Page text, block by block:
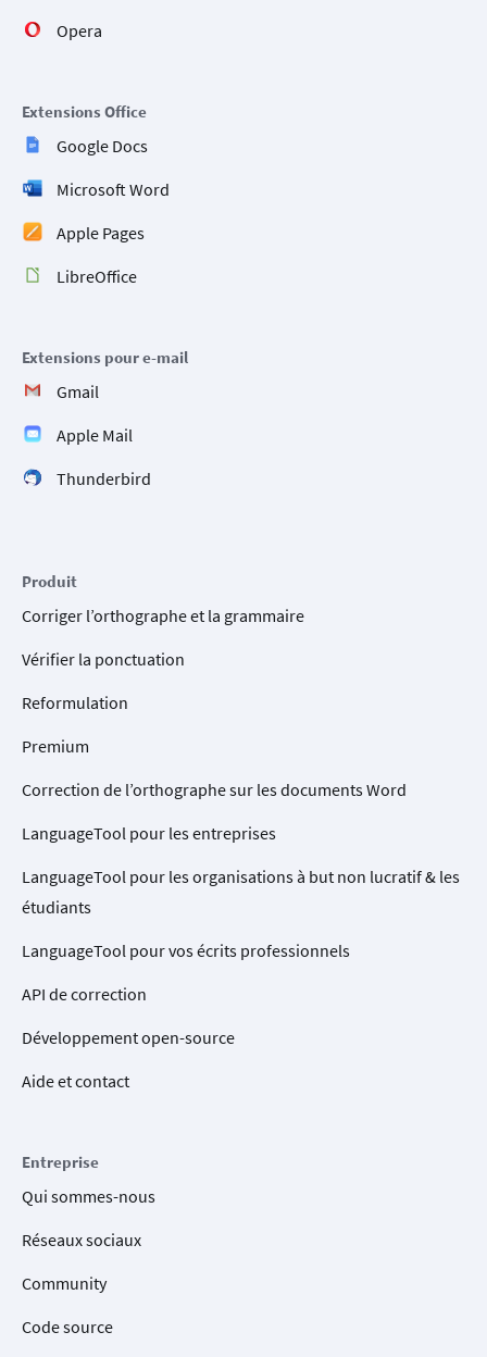
Opera
Extensions Office
Google Docs
Microsoft Word
Apple Pages
LibreOffice
Extensions pour e-mail
Gmail
Apple Mail
Thunderbird
Produit
Corriger l’orthographe et la grammaire
Vérifier la ponctuation
Reformulation
Premium
Correction de l’orthographe sur les documents Word
LanguageTool pour les entreprises
LanguageTool pour les organisations à but non lucratif & les
étudiants
LanguageTool pour vos écrits professionnels
API de correction
Développement open-source
Aide et contact
Entreprise
Qui sommes-nous
Réseaux sociaux
Community
Code source